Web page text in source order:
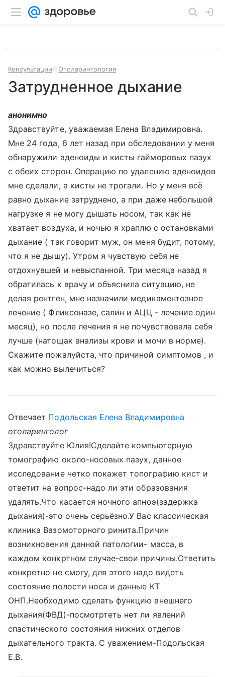
Консультации Отоларингология
Затрудненное дыхание
анонимно
Здравствуйте, уважаемая Елена Владимировна.
Мне 24 года, 6 лет назад при обследовании у меня
обнаружили аденоиды и кисты гайморовых пазух
с обеих сторон. Операцию по удалению аденоидов
мне сделали, а кисты не трогали. Но у меня всё
равно дыхание затруднено, а при даже небольшой
нагрузке я не могу дышать носом, так как не
хватает воздуха, и ночью я храплю с остановками
дыхание ( так говорит муж, он меня будит, потому,
что я не дышу). Утром я чувствую себя не
отдохнувшей и невыспанной. Три месяца назад я
обратилась к врачу и объяснила ситуацию, не
делая рентген, мне назначили медикаментозное
лечение ( Фликсоназе, салин и АЦЦ - лечение один
месяц), но после лечения я не почувствовала себя
лучше (натощак анализы крови и мочи в норме).
Скажите пожалуйста, что причиной симптомов , и
как можно вылечиться?
Отвечает Подольская Елена Владимировна
отоларинголог
Здравствуйте Юлия!Сделайте компьютерную
томографию около-носовых пазух, данное
исследование четко покажет топографию кист и
ответит на вопрос-надо ли эти образования
удалять.Что касается ночного апноэ(задержка
дыхания)-это очень серьёзно.У Вас классическая
клиника Вазомоторного ринита.Причин
возникновения данной патологии- масса, в
каждом конкртном случае-свои причины.Ответить
конкретно не смогу, для этого надо видеть
состояние полости носа и данные КТ
ОНП.Необходимо сделать функцию внешнего
дыхания(ФВД)-посмотртеть нет ли явлений
спастического состояния нижних отделов
дыхательного тракта. С уважением-Подольская
Е.В.